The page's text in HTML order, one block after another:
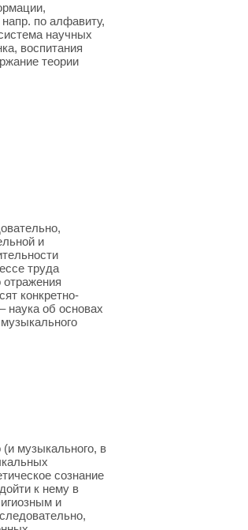
по алфавиту,
научных
воспитания
теории
и
труда
отражения
конкретно-
наука об основах
музыкального, в
сознание
к нему в
и